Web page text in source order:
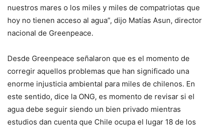
nuestros mares o los miles y miles de compatriotas que
hoy no tienen acceso al agua”, dijo Matías Asun, director
nacional de Greenpeace.
Desde Greenpeace señalaron que es el momento de
corregir aquellos problemas que han significado una
enorme injusticia ambiental para miles de chilenos. En
este sentido, dice la ONG, es momento de revisar si el
agua debe seguir siendo un bien privado mientras
estudios dan cuenta que Chile ocupa el lugar 18 de los